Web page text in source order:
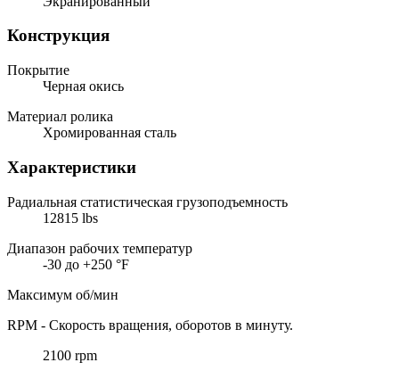
Конструкция
Покрытие
Черная окись
Материал ролика
Хромированная сталь
Характеристики
Радиальная статистическая грузоподъемность
12815 lbs
Диапазон рабочих температур
-30 до +250 °F
Максимум об/мин
RPM - Скорость вращения, оборотов в минуту.
2100 rpm